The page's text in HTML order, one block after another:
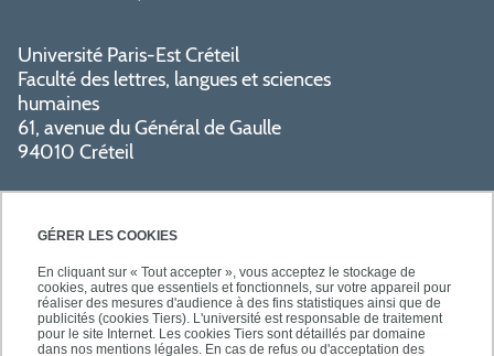
GÉRER LES COOKIES
En cliquant sur « Tout accepter », vous acceptez le stockage de
cookies, autres que essentiels et fonctionnels, sur votre appareil pour
réaliser des mesures d'audience à des fins statistiques ainsi que de
publicités (cookies Tiers). L'université est responsable de traitement
pour le site Internet. Les cookies Tiers sont détaillés par domaine
dans nos mentions légales. En cas de refus ou d'acceptation des
Université Paris-Est Créteil
Faculté des lettres, langues et sciences
humaines
61, avenue du Général de Gaulle
94010 Créteil
PRATIQUE